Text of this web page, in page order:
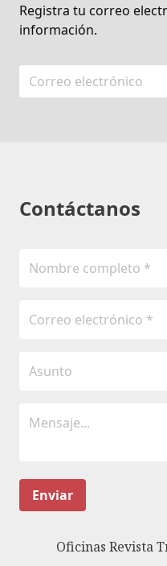
Registra tu correo
información.
Contáctanos
Enviar
Oficinas Revista